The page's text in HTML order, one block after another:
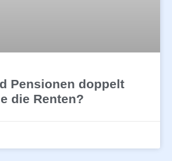
Pensionen doppelt
die Renten?